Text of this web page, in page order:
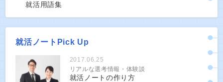
就活用語集
就活ノートPick Up
2017.06.25
リアルな選考情報・体験談
就活ノートの作り方